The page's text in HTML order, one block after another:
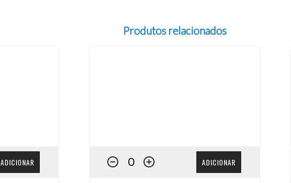
Produtos relacionados
ADICIONAR ADICIONAR